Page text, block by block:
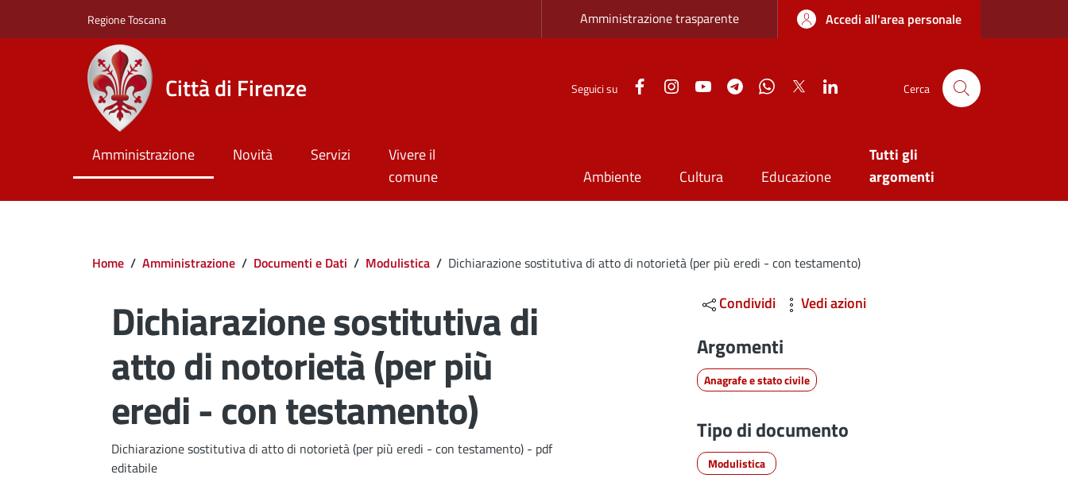
Regione Toscana Zona superiore sottile
Amministrazione trasparente Accedi all'area personale
Città di Firenze Seguici su FacebookInstagramYouTubeTelegramWhatsApp
Twitter Cerca
Amministrazione Novità Servizi
Vivere il
comune
Ambiente Cultura Educazione
Tutti gli
argomenti
Briciole di pane
Home / Amministrazione / Documenti e Dati / Modulistica / Dichiarazione sostitutiva di atto di notorietà (per più eredi - con testamento)
Dichiarazione sostitutiva di
atto di notorietà (per più
eredi - con testamento)
Dettagli
Dichiarazione sostitutiva di atto di notorietà (per più eredi - con testamento) - pdf
editabile
Condividi Vedi azioni
Argomenti
Anagrafe e stato civile
Tipo di documento
Modulistica